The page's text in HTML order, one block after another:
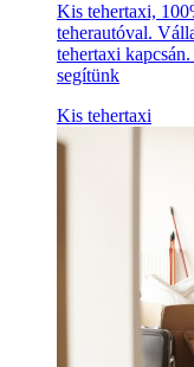
Kis tehertaxi,
teherautóval.
tehertaxi
segítünk
Kis tehertaxi